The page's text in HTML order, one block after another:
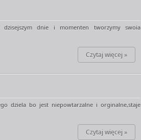
dnie i momenten tworzymy swoia
Czytaj więcej »
dziela bo jest niepowtarzalne i orginalne,staje
Czytaj więcej »